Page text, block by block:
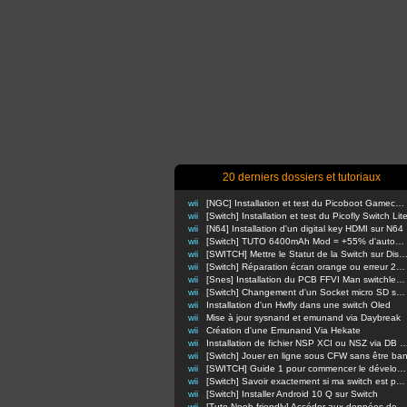
20 derniers dossiers et tutoriaux
wii
wii
[Switch] Installation et test du Picofly Switch Lite
wii
[N64] Installation d'un digital key HDMI sur N64
wii
wii
wii
wii
wii
wii
Installation d'un Hwfly dans une switch Oled
wii
Mise à jour sysnand et emunand via Daybreak
wii
Création d'une Emunand Via Hekate
wii
wii
[Switch] Jouer en ligne sous CFW sans être ban
wii
wii
wii
[Switch] Installer Android 10 Q sur Switch